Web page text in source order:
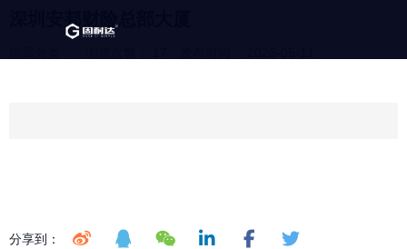
深圳安邦财险总部大厦
分享到：